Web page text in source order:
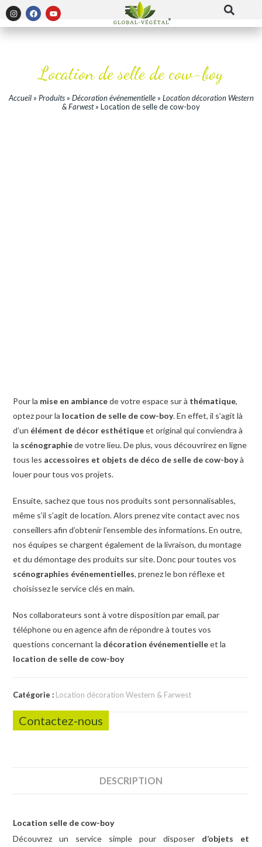
Location de selle de cow-boy
Accueil» Produits» Décoration événementielle» Location décoration Western
& Farwest» Location de selle de cow-boy
Pour la mise en ambiancede votre espace sur à thématique,
optez pour la location de selle de cow-boy. En effet, il s’agit là
d’un élément de décor esthétiqueet original qui conviendra à
la scénographiede votre lieu. De plus, vous découvrirez en ligne
tous les accessoires et objets de déco de selle de cow-boyà
louer pour tous vos projets.
Ensuite, sachez que tous nos produits sont personnalisables,
même s’il s’agit de location. Alors prenez vite contact avec nos
conseillers afin d’obtenir l’ensemble des informations. En outre,
nos équipes se chargent également de la livraison, du montage
et du démontage des produits sur site. Donc pour toutes vos
scénographies événementielles, prenez le bon réflexe et
choisissez le service clés en main.
Nos collaborateurs sont à votre disposition par email, par
téléphone ou en agence afin de répondre à toutes vos
questions concernant la décoration événementielleet la
location de selle de cow-boy
Catégorie : Location décoration Western & Farwest
Contactez-nous
DESCRIPTION
Location selle de cow-boy
Découvrez un service simple pour disposer d’objets et